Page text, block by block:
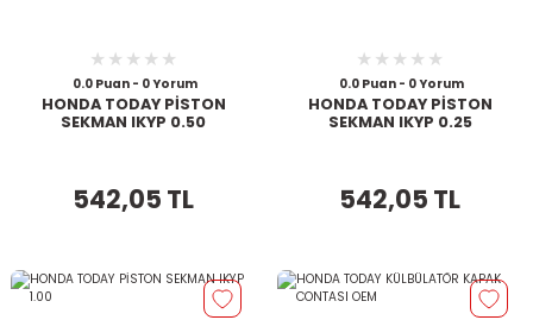
0.0 Puan - 0 Yorum
HONDA TODAY PİSTON
SEKMAN IKYP 0.50
542,05 TL
0.0 Puan - 0 Yorum
HONDA TODAY PİSTON
SEKMAN IKYP 0.25
542,05 TL